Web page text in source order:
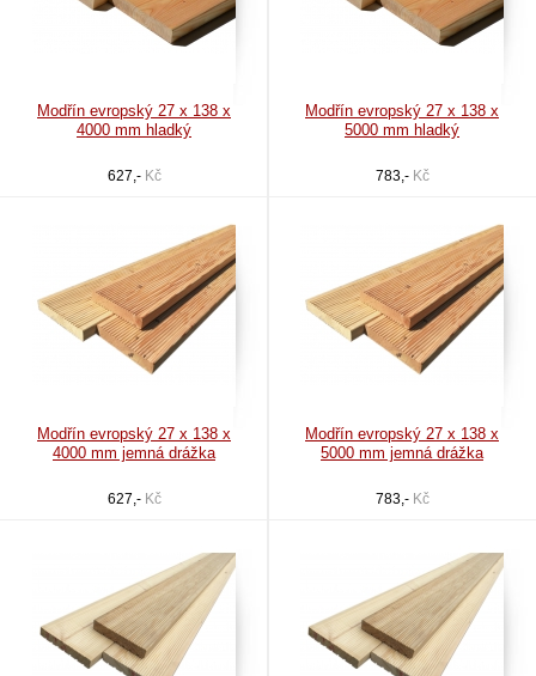
Modřín evropský 27 x 138 x
4000 mm hladký
627,-Kč
Modřín evropský 27 x 138 x
5000 mm hladký
783,-Kč
Modřín evropský 27 x 138 x
4000 mm jemná drážka
627,-Kč
Modřín evropský 27 x 138 x
5000 mm jemná drážka
783,-Kč